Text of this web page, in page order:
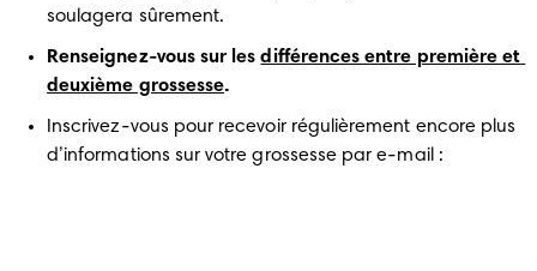
soulagera sûrement.
Renseignez-vous sur les différences entre première et
deuxième grossesse.
Inscrivez-vous pour recevoir régulièrement encore plus
d’informations sur votre grossesse par e-mail :